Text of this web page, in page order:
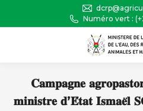
Numéro vert :
𝐂𝐚𝐦𝐩𝐚𝐠𝐧𝐞
𝐦𝐢𝐧𝐢𝐬𝐭𝐫𝐞 𝐝’𝐄́𝐭𝐚𝐭 𝐈𝐬𝐦𝐚𝐞̈𝐥